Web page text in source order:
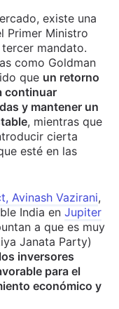
existe una
Primer Ministro
mandato.
como Goldman
que un retorno
continuar
y mantener un
, mientras que
cierta
esté en las
Avinash Vazirani,
India en Jupiter
a que es muy
Janata Party)
inversores
para el
económico y